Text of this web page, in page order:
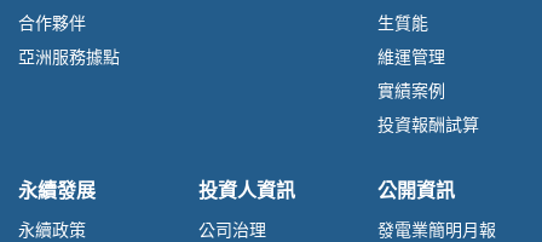
合作夥伴
亞洲服務據點
生質能
維運管理
實績案例
投資報酬試算
永續發展
永續政策
投資人資訊
公司治理
公開資訊
發電業簡明月報